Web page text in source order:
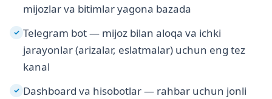
mijozlar va bitimlar yagona bazada
✓ Telegram bot — mijoz bilan aloqa va ichki
jarayonlar (arizalar, eslatmalar) uchun eng tez
kanal
✓ Dashboard va hisobotlar — rahbar uchun jonli